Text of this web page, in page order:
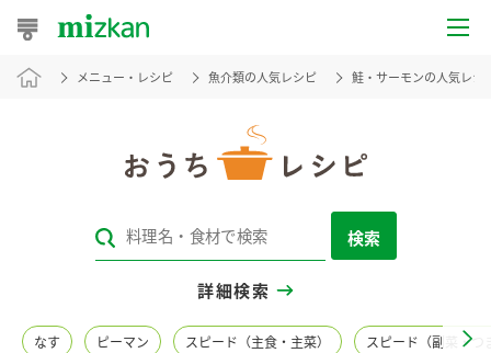
おうちレシピ
レシピカテゴリ一覧
メニュー・レシピ 魚介類の人気レシピ 鮭・サーモンの人気レシ
検索
詳細検索
なす ピーマン スピード（主食・主菜） スピード（副菜・つ